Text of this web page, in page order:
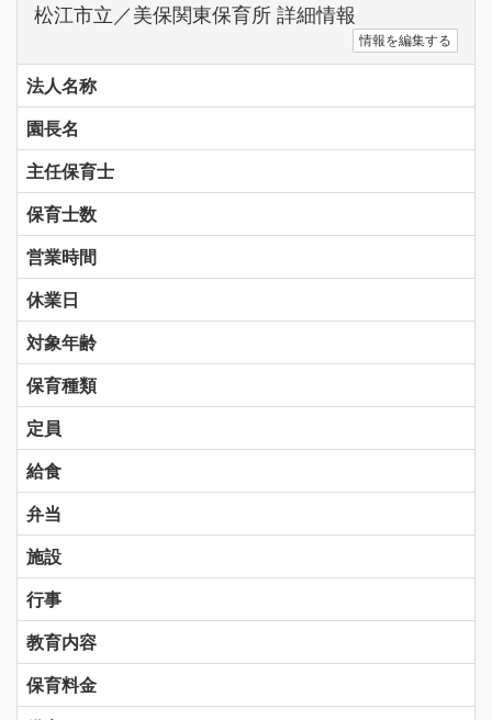
松江市立／美保関東保育所 詳細情報
情報を編集する
法人名称
園長名
主任保育士
保育士数
営業時間
休業日
対象年齢
保育種類
定員
給食
弁当
施設
行事
教育内容
保育料金